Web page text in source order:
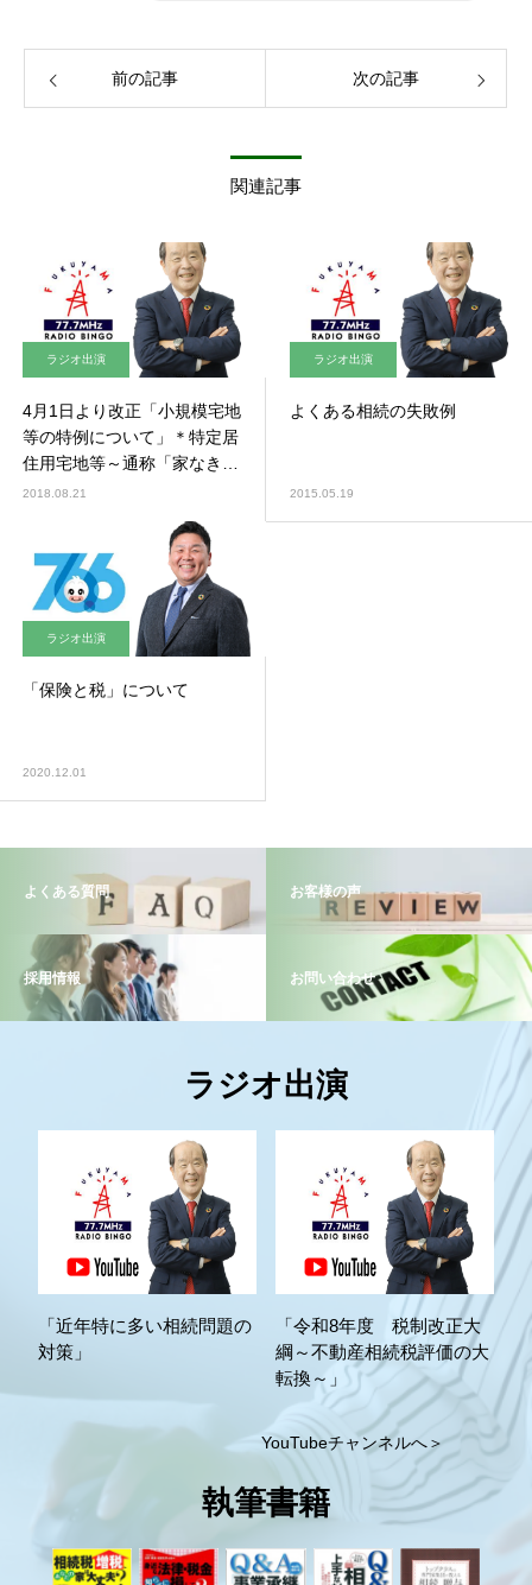
前の記事 次の記事
関連記事
ラジオ出演
4月1日より改正「小規模宅地
等の特例について」＊特定居
住用宅地等～通称「家なき子
特例」 ＊貸付事業用宅地等
2018.08.21
ラジオ出演
よくある相続の失敗例
2015.05.19
ラジオ出演
「保険と税」について
2020.12.01
よくある質問 お客様の声
採用情報 お問い合わせ
ラジオ出演
「近年特に多い相続問題の
対策」
「令和8年度 税制改正大
綱～不動産相続税評価の大
転換～」
YouTubeチャンネルへ＞
執筆書籍